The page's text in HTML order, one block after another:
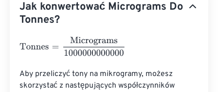
Jak konwertować Micrograms Do
Tonnes?
Tonnes Micrograms1000000000000
Aby przeliczyć tony na mikrogramy, możesz
skorzystać z następujących współczynników